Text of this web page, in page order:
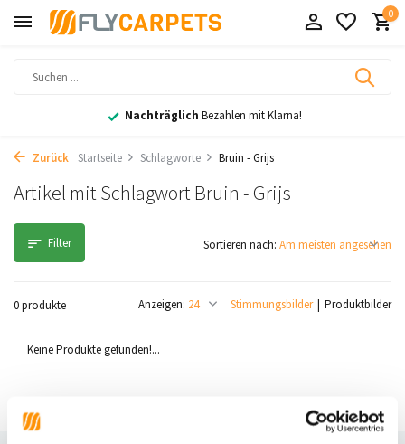
0
Nachträglich Bezahlen mit Klarna!
Zurück Startseite Schlagworte Bruin - Grijs
Artikel mit Schlagwort Bruin - Grijs
Filter
0 produkte Stimmungsbilder Produktbilder
Anzeigen:
Sortieren nach:
Keine Produkte gefunden!...